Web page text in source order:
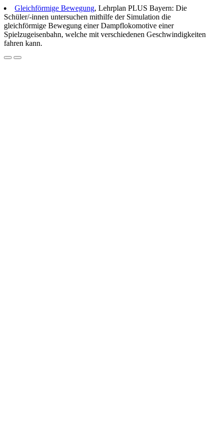
Gleichförmige Bewegung, Lehrplan PLUS Bayern: Die
Schüler/-innen untersuchen mithilfe der Simulation die
gleichförmige Bewegung einer Dampflokomotive einer
Spielzugeisenbahn, welche mit verschiedenen Geschwindigkeiten
fahren kann.